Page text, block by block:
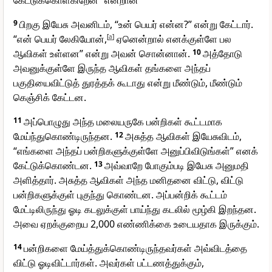
9பிறகு இயேசு அவனிடம், “உன் பெயர் என்ன?” என்று கேட்டார்.
“என் பெயர் லேகியோன்,[a] ஏனென்றால் எனக்குள்ளே பல
ஆவிகள் உள்ளன” என்று அவன் சொன்னான். 10அத்தோடு
அவனுக்குள்ளே இருந்த ஆவிகள் தங்களை அந்தப்
பகுதியைவிட்டுத் துரத்தக் கூடாது என்று மீண்டும், மீண்டும்
கெஞ்சிக் கேட்டன.
11 அப்பொழுது அந்த மலையருகே பன்றிகள் கூட்டமாக
மேய்ந்துகொண்டிருந்தன. 12அசுத்த ஆவிகள் இயேசுவிடம்,
“எங்களை அந்தப் பன்றிகளுக்குள்ளே அனுப்பிவிடுங்கள்” எனக்
கேட்டுக்கொண்டன. 13அவ்வாறே போகும்படி இயேசு அனுமதி
அளித்தார். அசுத்த ஆவிகள் அந்த மனிதனை விட்டு, விட்டு
பன்றிகளுக்குள் புகுந்து கொண்டன. அப்பன்றிக் கூட்டம்
மேட்டிலிருந்து ஓடி கடலுக்குள் பாய்ந்து கடலில் மூழ்கி இறந்தன.
அவை ஏறக்குறைய 2,000 எண்ணிக்கை உடையதாக இருக்கும்.
14பன்றிகளை மேய்த்துக்கொண்டிருந்தவர்கள் அவ்விடத்தை
விட்டு ஓடிவிட்டார்கள். அவர்கள் பட்டணத்துக்கும்,